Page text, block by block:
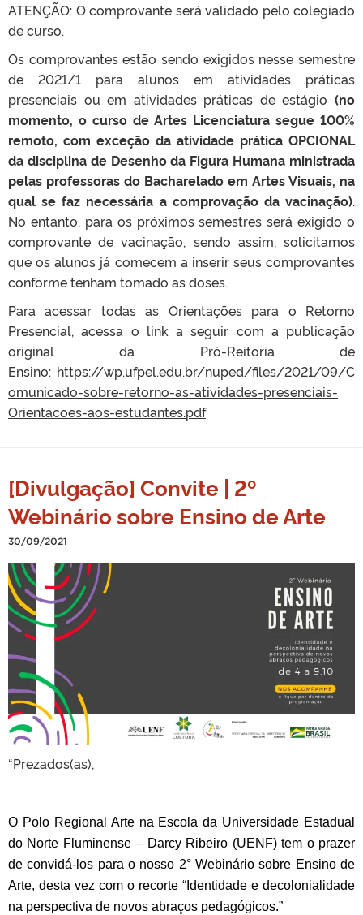
ATENÇÃO: O comprovante será validado pelo colegiado
de curso.
Os comprovantes estão sendo exigidos nesse semestre
de 2021/1 para alunos em atividades práticas
presenciais ou em atividades práticas de estágio (no
momento, o curso de Artes Licenciatura segue 100%
remoto, com exceção da atividade prática OPCIONAL
da disciplina de Desenho da Figura Humana ministrada
pelas professoras do Bacharelado em Artes Visuais, na
qual se faz necessária a comprovação da vacinação).
No entanto, para os próximos semestres será exigido o
comprovante de vacinação, sendo assim, solicitamos
que os alunos já comecem a inserir seus comprovantes
conforme tenham tomado as doses.
Para acessar todas as Orientações para o Retorno
Presencial, acessa o link a seguir com a publicação
original da Pró-Reitoria de
Ensino: https://wp.ufpel.edu.br/nuped/files/2021/09/C
omunicado-sobre-retorno-as-atividades-presenciais-
Orientacoes-aos-estudantes.pdf
[Divulgação] Convite | 2º
Webinário sobre Ensino de Arte
30/09/2021
“Prezados(as),
O Polo Regional Arte na Escola da Universidade Estadual
do Norte Fluminense – Darcy Ribeiro (UENF) tem o prazer
de convidá-los para o nosso 2° Webinário sobre Ensino de
Arte, desta vez com o recorte “Identidade e decolonialidade
na perspectiva de novos abraços pedagógicos.”